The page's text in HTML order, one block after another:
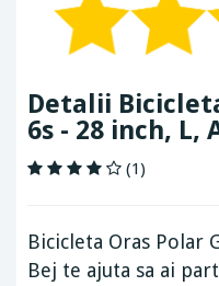
Detalii
6s - 28 inch, L,
(1)
Bicicleta Oras Polar
Bej te ajuta sa ai